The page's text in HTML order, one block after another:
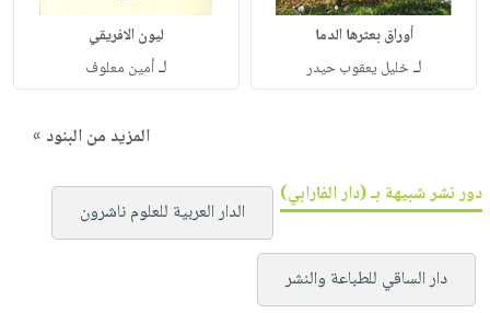
أوراق بعثرها الدما
لـخليل يعقوب حيدر
ليون الافريقي
لـأمين معلوف
المزيد من البنود »
دور نشر شبيهة بـ (دار الفارابي)
الدار العربية للعلوم ناشرون
دار الساقي للطباعة والنشر